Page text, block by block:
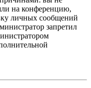
на конференцию,
личных сообщений
запретил